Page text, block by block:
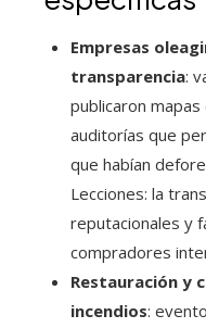
Empresas
transparencia:
publicaron
auditorías que
que habían
Lecciones: la
reputacionales y
compradores
Restauración y
incendios: